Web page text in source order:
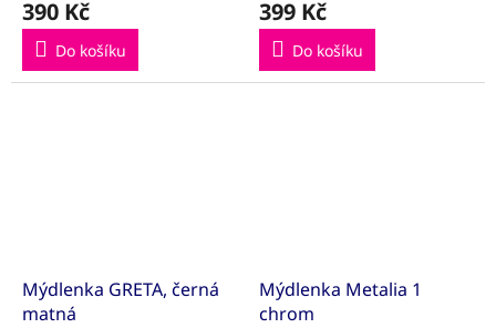
390 Kč
Do košíku
399 Kč
Do košíku
Mýdlenka GRETA, černá
matná
Mýdlenka Metalia 1
chrom